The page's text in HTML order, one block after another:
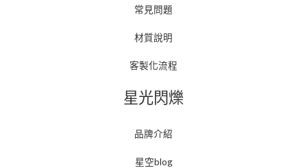
常見問題
材質說明
客製化流程
星光閃爍
品牌介紹
星空blog